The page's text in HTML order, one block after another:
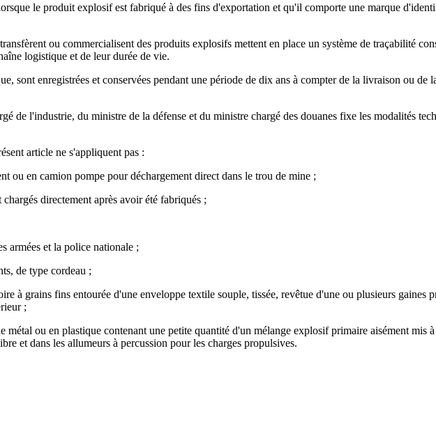
le produit explosif est fabriqué à des fins d'exportation et qu'il comporte une marque
ou commercialisent des produits explosifs mettent en place un système de traçabilité
logistique et de leur durée de vie.
sont enregistrées et conservées pendant une période de dix ans à compter de la livraison ou
de l'industrie, du ministre de la défense et du ministre chargé des douanes fixe les modalités
article ne s'appliquent pas :
ou en camion pompe pour déchargement direct dans le trou de mine ;
directement après avoir été fabriqués ;
armées et la police nationale ;
de type cordeau ;
à grains fins entourée d'une enveloppe textile souple, tissée, revêtue d'une ou plusieurs gaines
;
métal ou en plastique contenant une petite quantité d'un mélange explosif primaire aisément mis
et dans les allumeurs à percussion pour les charges propulsives.